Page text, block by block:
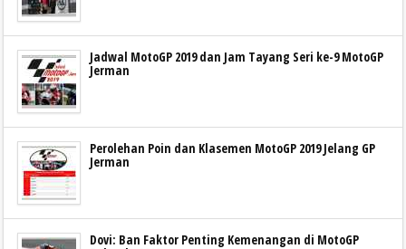
Jadwal MotoGP 2019 dan Jam Tayang Seri ke-9 MotoGP
Jerman
Perolehan Poin dan Klasemen MotoGP 2019 Jelang GP
Jerman
Dovi: Ban Faktor Penting Kemenangan di MotoGP